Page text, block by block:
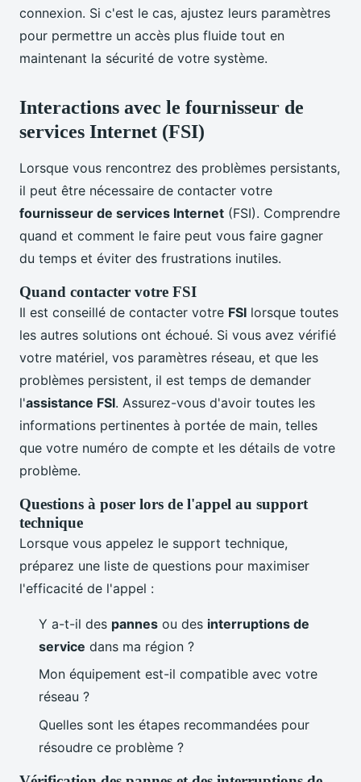
connexion. Si c'est le cas, ajustez leurs paramètres
pour permettre un accès plus fluide tout en
maintenant la sécurité de votre système.
Interactions avec le fournisseur de
services Internet (FSI)
Lorsque vous rencontrez des problèmes persistants,
il peut être nécessaire de contacter votre
fournisseur de services Internet (FSI). Comprendre
quand et comment le faire peut vous faire gagner
du temps et éviter des frustrations inutiles.
Quand contacter votre FSI
Il est conseillé de contacter votre FSI lorsque toutes
les autres solutions ont échoué. Si vous avez vérifié
votre matériel, vos paramètres réseau, et que les
problèmes persistent, il est temps de demander
l'assistance FSI. Assurez-vous d'avoir toutes les
informations pertinentes à portée de main, telles
que votre numéro de compte et les détails de votre
problème.
Questions à poser lors de l'appel au support
technique
Lorsque vous appelez le support technique,
préparez une liste de questions pour maximiser
l'efficacité de l'appel :
Y a-t-il des pannes ou des interruptions de
service dans ma région ?
Mon équipement est-il compatible avec votre
réseau ?
Quelles sont les étapes recommandées pour
résoudre ce problème ?